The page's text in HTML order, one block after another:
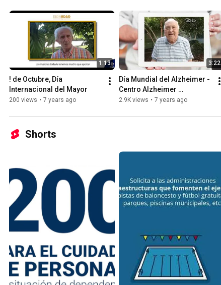
1:13
! de Octubre, Día
Internacional del Mayor
200 views • 7 years ago
3:22
Día Mundial del Alzheimer -
Centro Alzheimer
Fundación Reina Sofía
2.9K views • 7 years ago
Shorts